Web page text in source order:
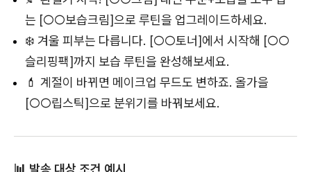
는 [○○보습크림]으로 루틴을 업그레이드하세요.
❄️ 겨울 피부는 다릅니다. [○○토너]에서 시작해 [○○
슬리핑팩]까지 보습 루틴을 완성해보세요.
💄 계절이 바뀌면 메이크업 무드도 변하죠. 올가을
[○○립스틱]으로 분위기를 바꿔보세요.